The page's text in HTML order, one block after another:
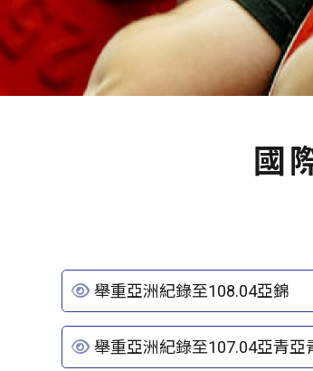
國
舉重亞洲紀錄至108.04亞錦
舉重亞洲紀錄至107.04亞青亞